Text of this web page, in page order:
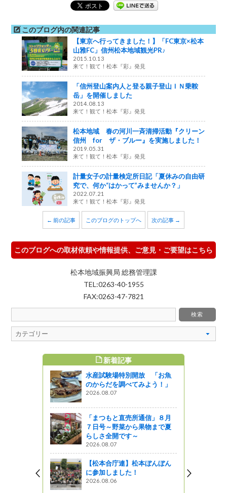
このブログ内の関連記事
【東京へ行ってきました！】「FC東京×松本
山雅FC」信州松本地域観光PR♪
2015.10.13
来て！観て！松本『彩』発見
「信州登山案内人と登る親子登山ＩＮ乗鞍
岳」を開催しました
2014.08.13
来て！観て！松本『彩』発見
松本地域 春の河川一斉清掃活動『クリーン
信州 for ザ・ブルー』を実施しました！
2019.05.31
来て！観て！松本『彩』発見
計量女子の計量検定所日記「夏休みの自由研
究で、何か“はかって”みませんか？」
2022.07.21
来て！観て！松本『彩』発見
← 前の記事 このブログのトップへ 次の記事 →
このブログへの取材依頼や情報提供、ご意見・ご要望はこちら
松本地域振興局 総務管理課
TEL:0263-40-1955
FAX:0263-47-7821
新着記事
水産試験場特別開放 「お魚
のからだを調べてみよう！」
2026.08.07
「まつもと直売所通信」８月
７日号～野菜から果物まで夏
らしさ全開です～
2026.08.07
【松本合庁連】松本ぼんぼん
に参加しました！
2026.08.06